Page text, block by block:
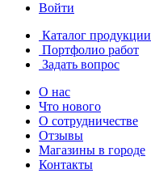
Войти
Каталог продукции
Портфолио работ
Задать вопрос
О нас
Что нового
О сотрудничестве
Отзывы
Магазины в городе
Контакты